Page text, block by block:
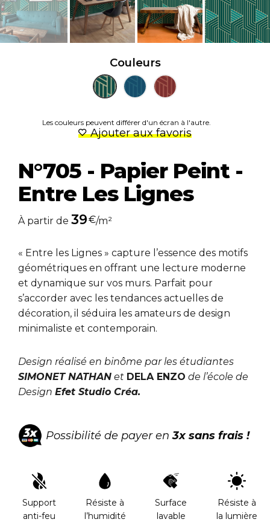
Couleurs
Les couleurs peuvent différer d'un écran à l'autre.
Ajouter aux favoris
N°705 - Papier Peint -
Entre Les Lignes
À partir de 39€/m²
« Entre les Lignes » capture l’essence des motifs
géométriques en offrant une lecture moderne
et dynamique sur vos murs. Parfait pour
s’accorder avec les tendances actuelles de
décoration, il séduira les amateurs de design
minimaliste et contemporain.
Design réalisé en binôme par les étudiantes
SIMONET NATHAN et DELA ENZO de l’école de
Design Efet Studio Créa.
Possibilité de payer en3x sans frais !
Support
anti-feu
Résiste à
l’humidité
Surface
lavable
Résiste à
la lumière